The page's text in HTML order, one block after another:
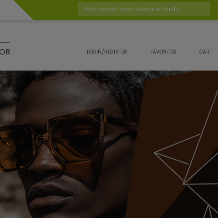
Wprowadź wyszukiwane hasło
LOGIN/REGISTER FAVORITES CART